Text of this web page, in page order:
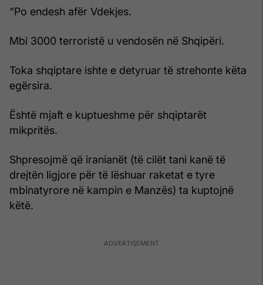
“Po endesh afër Vdekjes.
Mbi 3000 terroristë u vendosën në Shqipëri.
Toka shqiptare ishte e detyruar të strehonte këta
egërsira.
Është mjaft e kuptueshme për shqiptarët
mikpritës.
Shpresojmë që iranianët (të cilët tani kanë të
drejtën ligjore për të lëshuar raketat e tyre
mbinatyrore në kampin e Manzës) ta kuptojnë
këtë.